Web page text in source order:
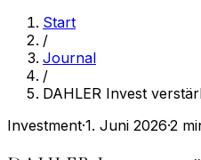
Start
/
Journal
/
DAHLER Invest
Investment·1. Juni 2026·2